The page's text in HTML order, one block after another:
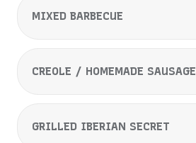
MIXED BARBECUE
CREOLE / HOMEMADE SAUSAGE
GRILLED IBERIAN SECRET